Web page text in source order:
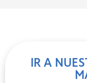
IR A